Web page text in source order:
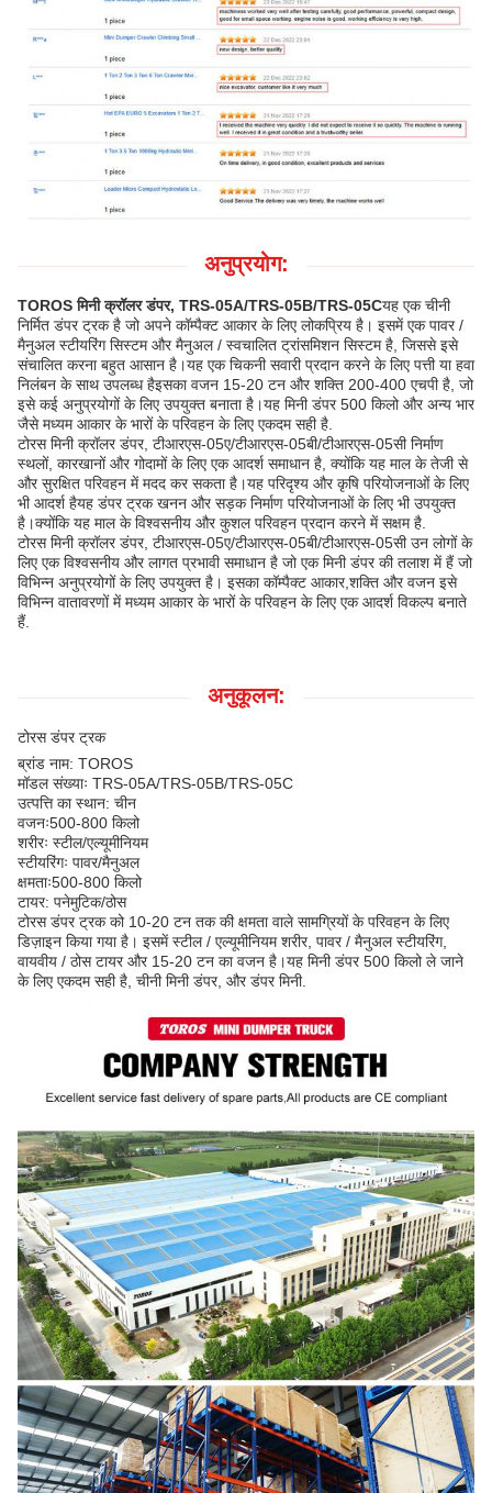
अनुप्रयोग:
TOROS मिनी क्रॉलर डंपर, TRS-05A/TRS-05B/TRS-05Cयह एक चीनी
निर्मित डंपर ट्रक है जो अपने कॉम्पैक्ट आकार के लिए लोकप्रिय है। इसमें एक पावर /
मैनुअल स्टीयरिंग सिस्टम और मैनुअल / स्वचालित ट्रांसमिशन सिस्टम है, जिससे इसे
संचालित करना बहुत आसान है।यह एक चिकनी सवारी प्रदान करने के लिए पत्ती या हवा
निलंबन के साथ उपलब्ध हैइसका वजन 15-20 टन और शक्ति 200-400 एचपी है, जो
इसे कई अनुप्रयोगों के लिए उपयुक्त बनाता है।यह मिनी डंपर 500 किलो और अन्य भार
जैसे मध्यम आकार के भारों के परिवहन के लिए एकदम सही है.
टोरस मिनी क्रॉलर डंपर, टीआरएस-05ए/टीआरएस-05बी/टीआरएस-05सी निर्माण
स्थलों, कारखानों और गोदामों के लिए एक आदर्श समाधान है, क्योंकि यह माल के तेजी से
और सुरक्षित परिवहन में मदद कर सकता है।यह परिदृश्य और कृषि परियोजनाओं के लिए
भी आदर्श हैयह डंपर ट्रक खनन और सड़क निर्माण परियोजनाओं के लिए भी उपयुक्त
है।क्योंकि यह माल के विश्वसनीय और कुशल परिवहन प्रदान करने में सक्षम है.
टोरस मिनी क्रॉलर डंपर, टीआरएस-05ए/टीआरएस-05बी/टीआरएस-05सी उन लोगों के
लिए एक विश्वसनीय और लागत प्रभावी समाधान है जो एक मिनी डंपर की तलाश में हैं जो
विभिन्न अनुप्रयोगों के लिए उपयुक्त है। इसका कॉम्पैक्ट आकार,शक्ति और वजन इसे
विभिन्न वातावरणों में मध्यम आकार के भारों के परिवहन के लिए एक आदर्श विकल्प बनाते
हैं.
अनुकूलन:
टोरस डंपर ट्रक
ब्रांड नाम: TOROS
मॉडल संख्याः TRS-05A/TRS-05B/TRS-05C
उत्पत्ति का स्थान: चीन
वजनः500-800 किलो
शरीरः स्टील/एल्यूमीनियम
स्टीयरिंगः पावर/मैनुअल
क्षमताः500-800 किलो
टायर: पनेमुटिक/ठोस
टोरस डंपर ट्रक को 10-20 टन तक की क्षमता वाले सामग्रियों के परिवहन के लिए
डिज़ाइन किया गया है। इसमें स्टील / एल्यूमीनियम शरीर, पावर / मैनुअल स्टीयरिंग,
वायवीय / ठोस टायर और 15-20 टन का वजन है।यह मिनी डंपर 500 किलो ले जाने
के लिए एकदम सही है, चीनी मिनी डंपर, और डंपर मिनी.